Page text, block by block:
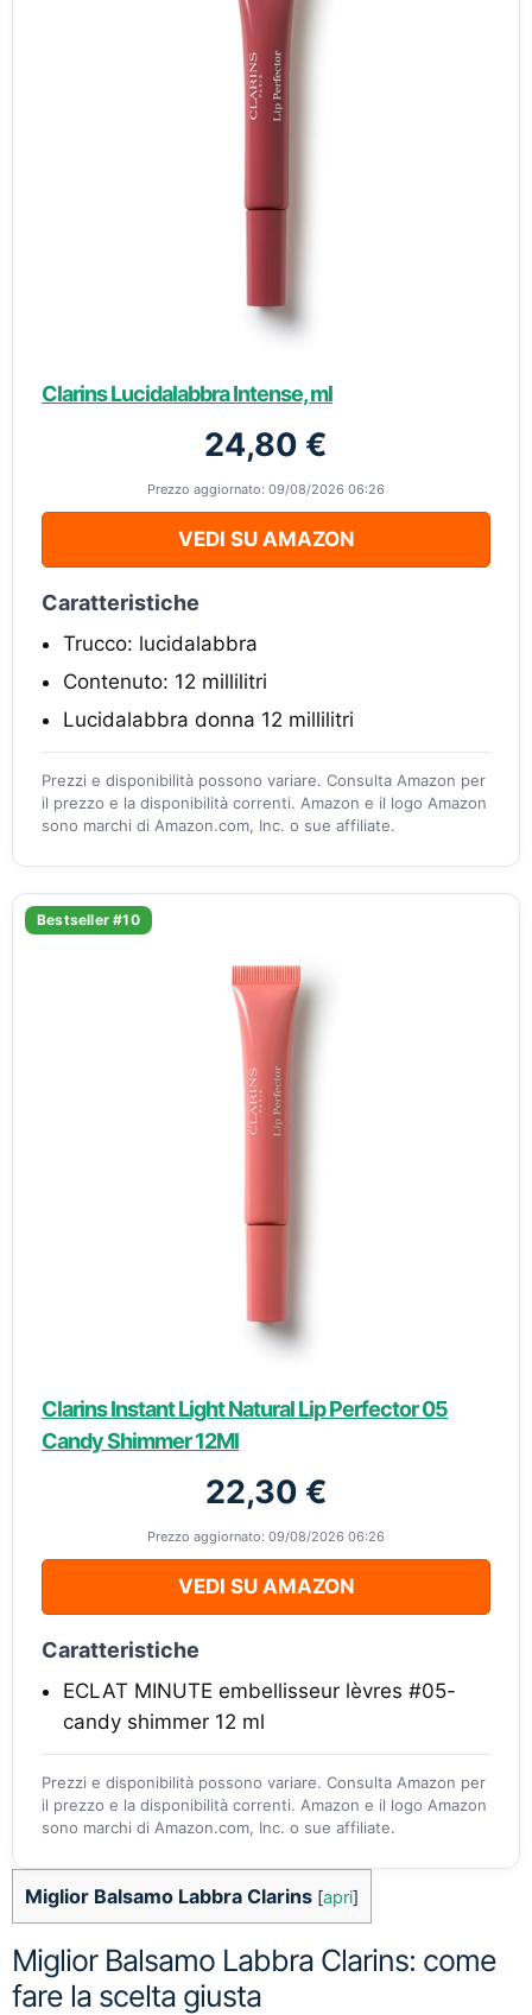
Clarins Lucidalabbra Intense, ml
24,80 €
Prezzo aggiornato: 09/08/2026 06:26
VEDI SU AMAZON
Caratteristiche
Trucco: lucidalabbra
Contenuto: 12 millilitri
Lucidalabbra donna 12 millilitri
Prezzi e disponibilità possono variare. Consulta Amazon per
il prezzo e la disponibilità correnti. Amazon e il logo Amazon
sono marchi di Amazon.com, Inc. o sue affiliate.
Bestseller #10
Clarins Instant Light Natural Lip Perfector 05
Candy Shimmer 12Ml
22,30 €
Prezzo aggiornato: 09/08/2026 06:26
VEDI SU AMAZON
Caratteristiche
ECLAT MINUTE embellisseur lèvres #05-
candy shimmer 12 ml
Prezzi e disponibilità possono variare. Consulta Amazon per
il prezzo e la disponibilità correnti. Amazon e il logo Amazon
sono marchi di Amazon.com, Inc. o sue affiliate.
Miglior Balsamo Labbra Clarins [apri]
Miglior Balsamo Labbra Clarins: come
fare la scelta giusta